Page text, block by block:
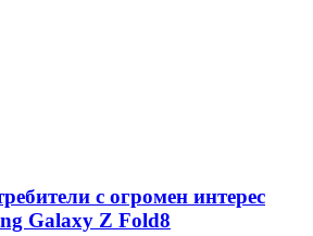
с огромен интерес
Galaxy Z Fold8